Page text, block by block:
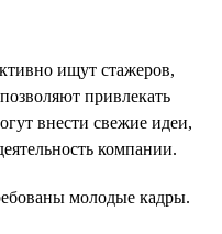
ищут стажеров,
привлекать
внести свежие идеи,
компании.
молодые кадры.